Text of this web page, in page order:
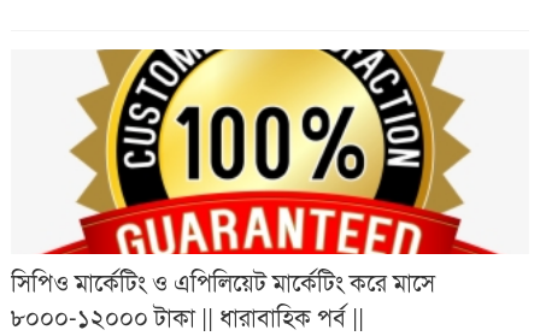
সিপিও মার্কেটিং ও এপিলিয়েট মার্কেটিং করে মাসে
৮০০০-১২০০০ টাকা || ধারাবাহিক পর্ব ||